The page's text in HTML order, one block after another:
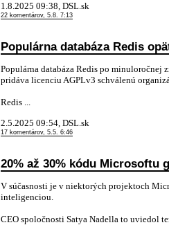
1.8.2025 09:38, DSL.sk
22 komentárov, 5.8. 7:13
Populárna databáza Redis
Populárna databáza Redis po
pridáva licenciu AGPLv3 schválenú
Redis ...
2.5.2025 09:54, DSL.sk
17 komentárov, 5.5. 6:46
20% až 30% kódu Microsoftu
V súčasnosti je v niektorých projektoch
inteligenciou.
CEO spoločnosti Satya Nadella to uviedol